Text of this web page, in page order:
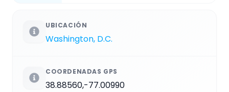
UBICACIÓN
Washington, D.C.
COORDENADAS GPS
38.88560,-77.00990